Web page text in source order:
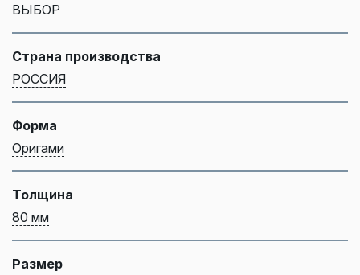
ВЫБОР
Страна производства
РОССИЯ
Форма
Оригами
Толщина
80 мм
Размер